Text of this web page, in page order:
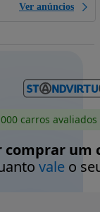
Ver anúncios
carros
comprar um
valeo